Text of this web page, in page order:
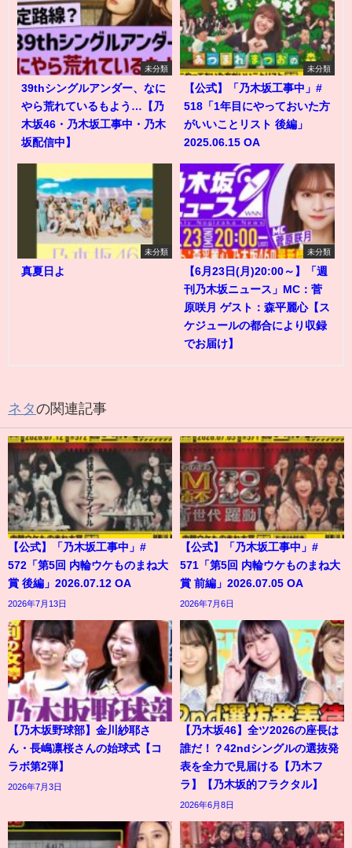
未分類
39thシングルアンダー、なに
やら荒れているもよう…【乃
木坂46・乃木坂工事中・乃木
坂配信中】
未分類
【公式】「乃木坂工事中」#
518「1年目にやっておいた方
がいいことリスト 後編」
2025.06.15 OA
未分類
真夏日よ
未分類
【6月23日(月)20:00～】「週
刊乃木坂ニュース」MC：菅
原咲月 ゲスト：森平麗心【ス
ケジュールの都合により収録
でお届け】
ネタの関連記事
【公式】「乃木坂工事中」#
572「第5回 内輪ウケものまね大
賞 後編」2026.07.12 OA
2026年7月13日
【公式】「乃木坂工事中」#
571「第5回 内輪ウケものまね大
賞 前編」2026.07.05 OA
2026年7月6日
【乃木坂野球部】金川紗耶さ
ん・長嶋凛桜さんの始球式【コ
ラボ第2弾】
2026年7月3日
【乃木坂46】全ツ2026の座長は
誰だ！？42ndシングルの選抜発
表を全力で見届ける【乃木フ
ラ】【乃木坂的フラクタル】
2026年6月8日